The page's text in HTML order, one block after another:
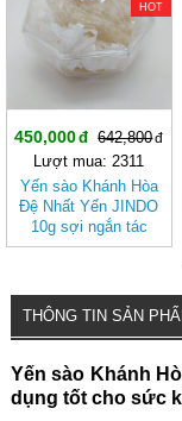
HOT
450,000
642,800
Lượt mua: 2311
Yến sào Khánh Hòa
Đệ Nhất Yến JINDO
10g sợi ngắn tác
dụng tốt cho sức
THÔNG TIN SẢN
Yến sào Khánh
dụng tốt cho sức